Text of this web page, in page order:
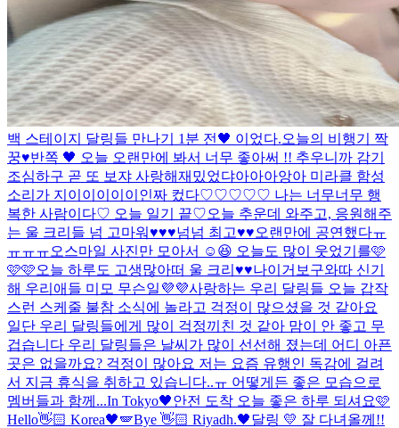
백 스테이지 달링들 만나기 1분 전🖤 이었다.오늘의 비행기 짝
꿍♥반쪽 🖤 오늘 오랜만에 봐서 너무 좋아써 !! 추우니까 감기
조심하구 곧 또 보쟈 사랑해재밌었댜아아아앙아 미라클 함성
소리가 지이이이이이인짜 컸다♡♡♡♡♡ 나는 너무너무 행
복한 사람이다♡ 오늘 일기 끝♡오늘 추운데 와주고, 응원해주
는 울 크리들 넘 고마워♥♥♥넘넘 최고♥♥오랜만에 공연했다ㅠ
ㅠㅠㅠ오스마일 사진만 모아서 ☺️😆 오늘도 많이 웃었기를🩷
🩷🩷오늘 하루도 고생많아떠 울 크리♥♥나이거보구와따 신기
해 우리애들 미모 무슨일💜💜사랑하는 우리 달링들 오늘 갑작
스런 스케줄 불참 소식에 놀라고 걱정이 많으셨을 것 같아요
일단 우리 달링들에게 많이 걱정끼친 것 같아 맘이 안 좋고 무
겁습니다 우리 달링들은 날씨가 많이 선선해 졌는데 어디 아픈
곳은 없을까요? 걱정이 많아요 저는 요즘 유행인 독감에 걸려
서 지금 휴식을 취하고 있습니다..ㅠ 어떻게든 좋은 모습으로
멤버들과 함께...In Tokyo🖤안전 도착 오늘 좋은 하루 되셔요🩷
Hello👋🏻 Korea🖤🪽Bye 👋🏻 Riyadh.🖤달링 💛 잘 다녀올께!!